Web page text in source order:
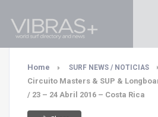
Home SURF NEWS / NOTICIAS
Circuito Masters & SUP &
/ 23 – 24 Abril 2016 – Costa Rica